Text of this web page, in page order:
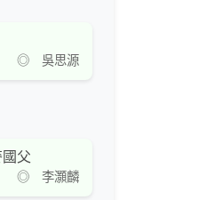
◎ 吳思源
父
◎ 李灝麟